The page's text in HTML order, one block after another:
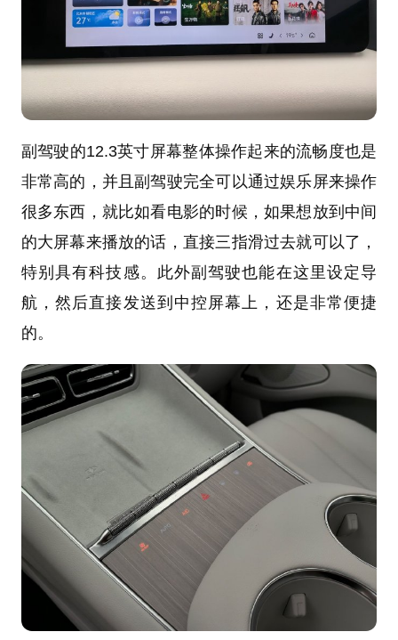
副驾驶的12.3英寸屏幕整体操作起来的流畅度也是
非常高的，并且副驾驶完全可以通过娱乐屏来操作
很多东西，就比如看电影的时候，如果想放到中间
的大屏幕来播放的话，直接三指滑过去就可以了，
特别具有科技感。此外副驾驶也能在这里设定导
航，然后直接发送到中控屏幕上，还是非常便捷
的。